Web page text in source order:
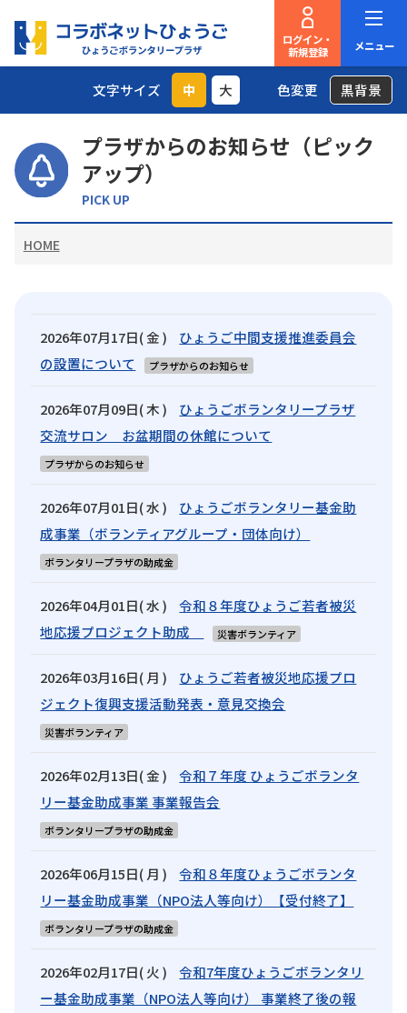
ログイン・
新規登録
メニュー
文字サイズ 中 大 色変更 黒背景
プラザからのお知らせ（ピック
アップ）
PICK UP
HOME
2026年07月17日( 金 )
ひょうご中間支援推進委員会
の設置について
プラザからのお知らせ
2026年07月09日( 木 )
ひょうごボランタリープラザ
交流サロン お盆期間の休館について
プラザからのお知らせ
2026年07月01日( 水 )
ひょうごボランタリー基金助
成事業（ボランティアグループ・団体向け）
ボランタリープラザの助成金
2026年04月01日( 水 )
令和８年度ひょうご若者被災
地応援プロジェクト助成
災害ボランティア
2026年03月16日( 月 )
ひょうご若者被災地応援プロ
ジェクト復興支援活動発表・意見交換会
災害ボランティア
2026年02月13日( 金 )
令和７年度 ひょうごボランタ
リー基金助成事業 事業報告会
ボランタリープラザの助成金
2026年06月15日( 月 )
令和８年度ひょうごボランタ
リー基金助成事業（NPO法人等向け）【受付終了】
ボランタリープラザの助成金
2026年02月17日( 火 )
令和7年度ひょうごボランタリ
ー基金助成事業（NPO法人等向け） 事業終了後の報